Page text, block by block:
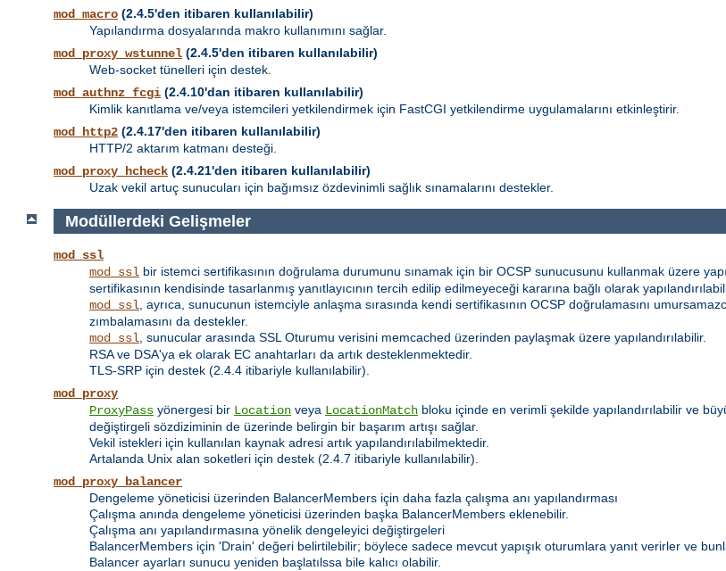
mod_macro (2.4.5'den itibaren kullanılabilir)
Yapılandırma dosyalarında makro kullanımını sağlar.
mod_proxy_wstunnel (2.4.5'den itibaren kullanılabilir)
Web-socket tünelleri için destek.
mod_authnz_fcgi (2.4.10'dan itibaren kullanılabilir)
Kimlik kanıtlama ve/veya istemcileri yetkilendirmek için FastCGI yetkilendirme uygulamalarını etkinleştirir.
mod_http2 (2.4.17'den itibaren kullanılabilir)
HTTP/2 aktarım katmanı desteği.
mod_proxy_hcheck (2.4.21'den itibaren kullanılabilir)
Uzak vekil artuç sunucuları için bağımsız özdevinimli sağlık sınamalarını destekler.
Modüllerdeki Gelişmeler
mod_ssl
mod_ssl bir istemci sertifikasının doğrulama durumunu sınamak için bir OCSP sunucusunu kullanmak üzere
sertifikasının kendisinde tasarlanmış yanıtlayıcının tercih edilip edilmeyeceği kararına bağlı olarak
mod_ssl, ayrıca, sunucunun istemciyle anlaşma sırasında kendi sertifikasının OCSP doğrulamasını
zımbalamasını da destekler.
mod_ssl, sunucular arasında SSL Oturumu verisini memcached üzerinden paylaşmak üzere yapılandırılabilir.
RSA ve DSA'ya ek olarak EC anahtarları da artık desteklenmektedir.
TLS-SRP için destek (2.4.4 itibariyle kullanılabilir).
mod_proxy
ProxyPass yönergesi bir Location veya LocationMatch bloku içinde en verimli şekilde yapılandırılabilir ve
değiştirgeli sözdiziminin de üzerinde belirgin bir başarım artışı sağlar.
Vekil istekleri için kullanılan kaynak adresi artık yapılandırılabilmektedir.
Artalanda Unix alan soketleri için destek (2.4.7 itibariyle kullanılabilir).
mod_proxy_balancer
Dengeleme yöneticisi üzerinden BalancerMembers için daha fazla çalışma anı yapılandırması
Çalışma anında dengeleme yöneticisi üzerinden başka BalancerMembers eklenebilir.
Çalışma anı yapılandırmasına yönelik dengeleyici değiştirgeleri
BalancerMembers için 'Drain' değeri belirtilebilir; böylece sadece mevcut yapışık oturumlara yanıt verirler ve
Balancer ayarları sunucu yeniden başlatılssa bile kalıcı olabilir.